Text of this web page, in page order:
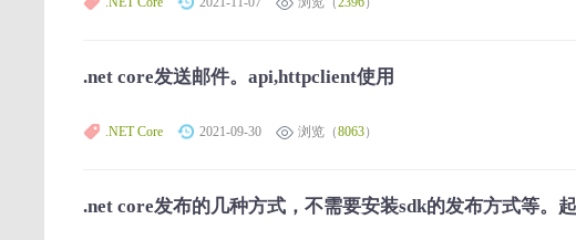
.net core发送邮件。api,httpclient使用
.NET Core 2021-09-30 浏览（8063）
.net core发布的几种方式，不需要安装sdk的发布方式等。